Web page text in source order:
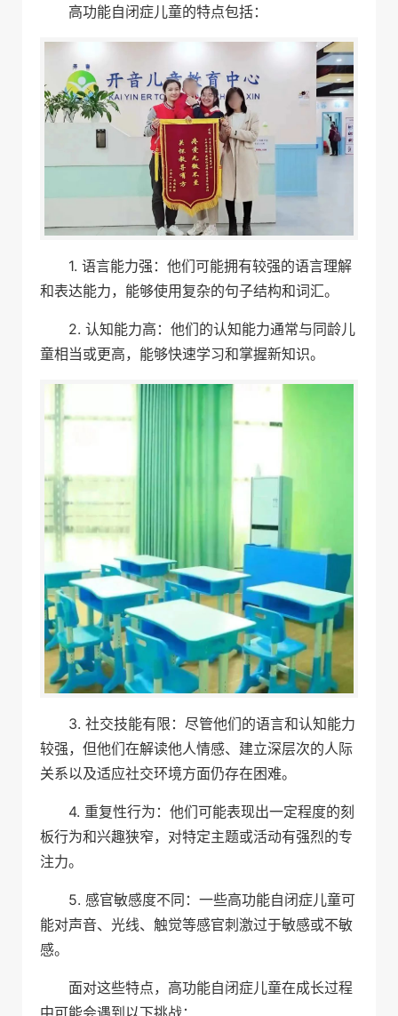
高功能自闭症儿童的特点包括：
1. 语言能力强：他们可能拥有较强的语言理解
和表达能力，能够使用复杂的句子结构和词汇。
2. 认知能力高：他们的认知能力通常与同龄儿
童相当或更高，能够快速学习和掌握新知识。
3. 社交技能有限：尽管他们的语言和认知能力
较强，但他们在解读他人情感、建立深层次的人际
关系以及适应社交环境方面仍存在困难。
4. 重复性行为：他们可能表现出一定程度的刻
板行为和兴趣狭窄，对特定主题或活动有强烈的专
注力。
5. 感官敏感度不同：一些高功能自闭症儿童可
能对声音、光线、触觉等感官刺激过于敏感或不敏
感。
面对这些特点，高功能自闭症儿童在成长过程
中可能会遇到以下挑战：